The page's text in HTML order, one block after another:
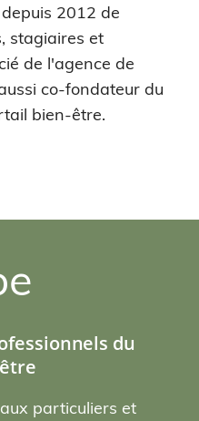
2012 de
stagiaires et
de l'agence de
co-fondateur du
bien-être.
du
particuliers et